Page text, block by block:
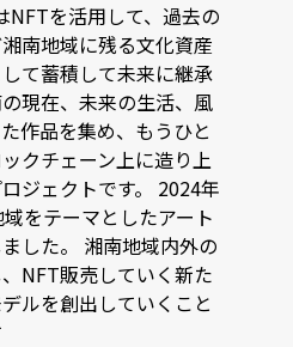
NFTを活用して、過去の
南地域に残る文化資産
て蓄積して未来に継承
現在、未来の生活、風
作品を集め、もうひと
クチェーン上に造り上
ジェクトです。 2024年
をテーマとしたアート
した。 湘南地域内外の
NFT販売していく新た
ルを創出していくこと